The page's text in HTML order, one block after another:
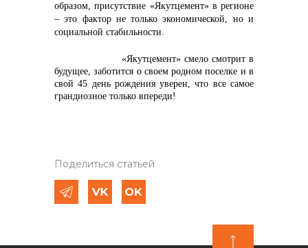
образом, присутствие «Якутцемент» в регионе
– это фактор не только экономической, но и
социальной стабильности.
«Якутцемент» смело смотрит в
будущее, заботится о своем родном поселке и в
свой 45 день рождения уверен, что все самое
грандиозное только впереди!
Поделиться статьей